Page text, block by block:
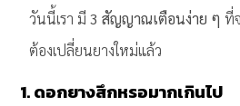
วันนี้เรา มี3 สัญญาณเตือนง่าย ๆ ที่
ต้องเปลี่ยนยางใหม่แล้ว
1. ดอกยางสึกหรอมากเกินไป